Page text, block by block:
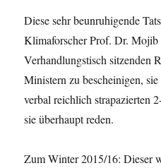
Diese sehr beunruhigende
Klimaforscher Prof. Dr.
Verhandlungstisch sitzenden
Ministern zu bescheinigen,
verbal reichlich strapazierten
sie überhaupt reden.
Zum Winter 2015/16: Dieser